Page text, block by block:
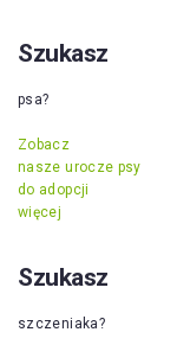
Szukasz
psa?
Zobacz
nasze urocze psy
do adopcji
więcej
Szukasz
szczeniaka?